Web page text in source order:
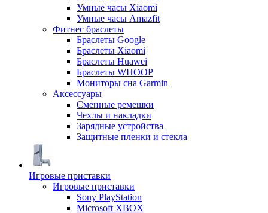
Умные часы Xiaomi
Умные часы Amazfit
Фитнес браслеты
Браслеты Google
Браслеты Xiaomi
Браслеты Huawei
Браслеты WHOOP
Мониторы сна Garmin
Аксессуары
Сменные ремешки
Чехлы и накладки
Зарядные устройства
Защитные пленки и стекла
Игровые приставки
Игровые приставки
Sony PlayStation
Microsoft XBOX